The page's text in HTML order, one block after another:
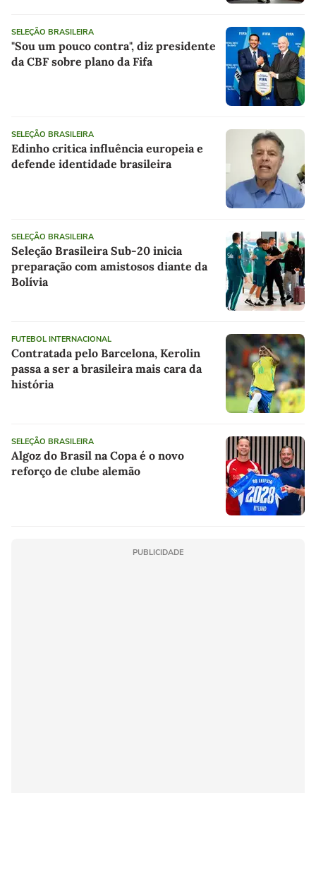
SELEÇÃO BRASILEIRA
"Sou um pouco contra", diz presidente
da CBF sobre plano da Fifa
SELEÇÃO BRASILEIRA
Edinho critica influência europeia e
defende identidade brasileira
SELEÇÃO BRASILEIRA
Seleção Brasileira Sub-20 inicia
preparação com amistosos diante da
Bolívia
FUTEBOL INTERNACIONAL
Contratada pelo Barcelona, Kerolin
passa a ser a brasileira mais cara da
história
SELEÇÃO BRASILEIRA
Algoz do Brasil na Copa é o novo
reforço de clube alemão
PUBLICIDADE